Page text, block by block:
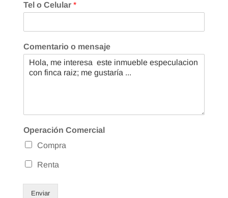
Tel o Celular *
Comentario o mensaje
Operación Comercial
Compra
Renta
Enviar